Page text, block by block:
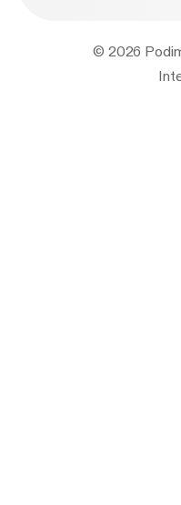
© 2026